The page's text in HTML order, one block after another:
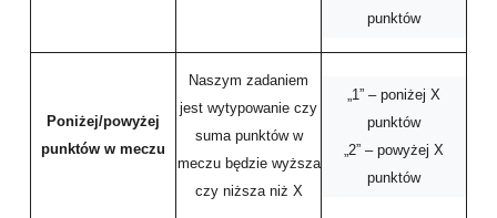
punktów
Poniżej/powyżej
punktów w meczu
Naszym zadaniem
jest wytypowanie czy
suma punktów w
meczu będzie wyższa
czy niższa niż X
„1” – poniżej X
punktów
„2” – powyżej X
punktów